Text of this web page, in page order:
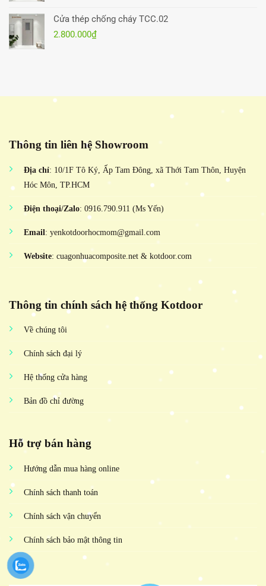
Cửa thép chống cháy TCC.02
2.800.000₫
Thông tin liên hệ Showroom
Địa chỉ: 10/1F Tô Ký, Ấp Tam Đông, xã Thới Tam Thôn, Huyện
Hóc Môn, TP.HCM
Điện thoại/Zalo: 0916.790.911 (Ms Yến)
Email: yenkotdoorhocmom@gmail.com
Website: cuagonhuacomposite.net & kotdoor.com
Thông tin chính sách hệ thống Kotdoor
Về chúng tôi
Chính sách đại lý
Hệ thống cửa hàng
Bản đồ chỉ đường
Hỗ trợ bán hàng
Hướng dẫn mua hàng online
Chính sách thanh toán
Chính sách vận chuyển
Chính sách bảo mật thông tin